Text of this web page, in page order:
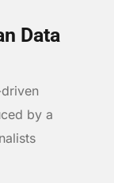
Data
by a